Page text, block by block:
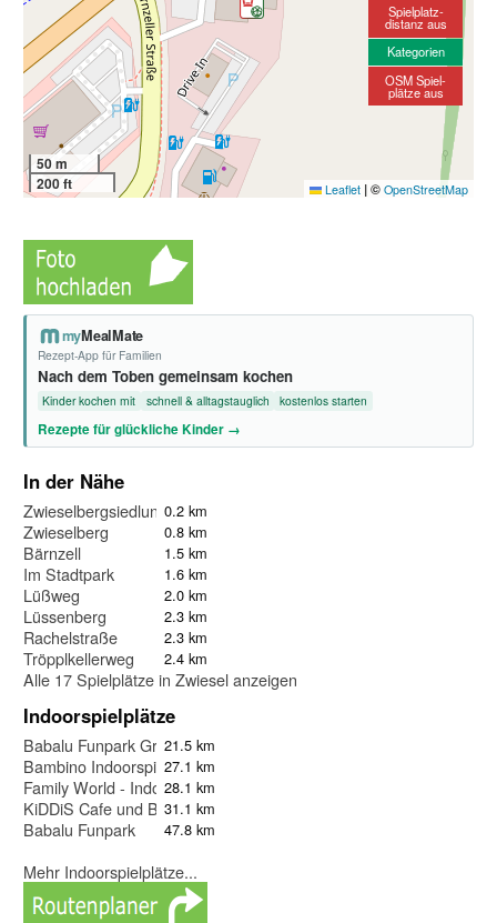
50 m
200 ft
Leaflet |© OpenStreetMap
Spielplatz-
distanz aus
Kategorien
OSM Spiel-
plätze aus
myMealMate
Rezept-App für Familien
Nach dem Toben gemeinsam kochen
Kinder kochen mit schnell & alltagstauglich kostenlos starten
Rezepte für glückliche Kinder →
In der Nähe
Zwieselbergsiedlung0.2 km
Zwieselberg 0.8 km
Bärnzell 1.5 km
Im Stadtpark 1.6 km
Lüßweg 2.0 km
Lüssenberg 2.3 km
Rachelstraße 2.3 km
Tröpplkellerweg 2.4 km
Alle 17 Spielplätze in Zwiesel anzeigen
Indoorspielplätze
Babalu Funpark Grafenau
21.5 km
Bambino Indoorspielplatz
27.1 km
Family World - Indoor Spielscheune
28.1 km
KiDDiS Cafe und Bistro31.1 km
Babalu Funpark 47.8 km
Mehr Indoorspielplätze...